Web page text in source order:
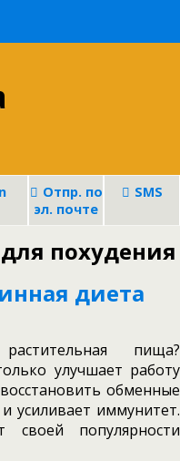
Отпр. по
эл. почте
SMS
похудения
пища?
улучшает работу
обменные
усиливает иммунитет.
популярности